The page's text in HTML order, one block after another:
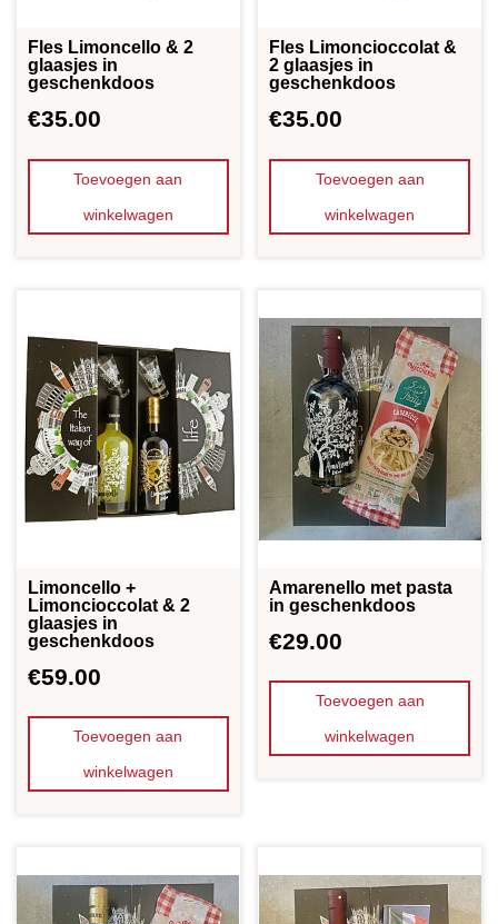
Fles Limoncello & 2
glaasjes in
geschenkdoos
€35.00
Toevoegen aan
winkelwagen
Fles Limoncioccolat &
2 glaasjes in
geschenkdoos
€35.00
Toevoegen aan
winkelwagen
Limoncello +
Limoncioccolat & 2
glaasjes in
geschenkdoos
€59.00
Toevoegen aan
winkelwagen
Amarenello met pasta
in geschenkdoos
€29.00
Toevoegen aan
winkelwagen